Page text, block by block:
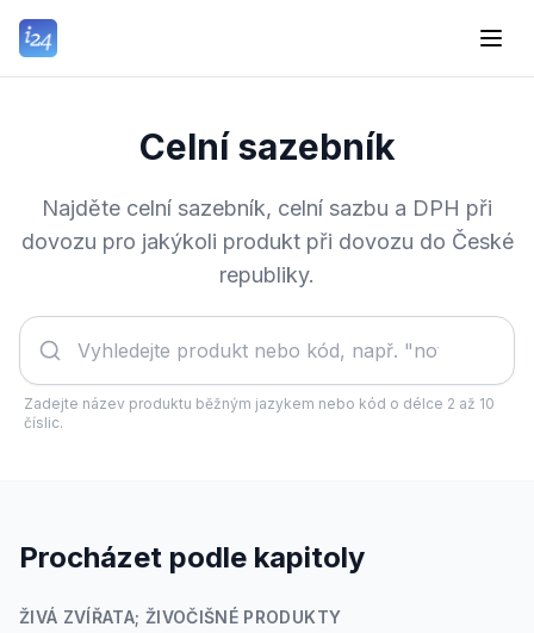
Celní sazebník
Najděte celní sazebník, celní sazbu a DPH při
dovozu pro jakýkoli produkt při dovozu do České
republiky.
Zadejte název produktu běžným jazykem nebo kód o délce 2 až 10
číslic.
Procházet podle kapitoly
ŽIVÁ ZVÍŘATA; ŽIVOČIŠNÉ PRODUKTY